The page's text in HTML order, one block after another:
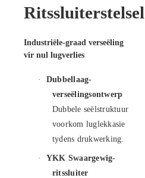
Ritssluiterstelsel
Industriële-graad verseëling
vir nul lugverlies
·
Dubbellaag-
verseëlingsontwerp
Dubbele seëlstruktuur
voorkom luglekkasie
tydens drukwerking.
·
YKK Swaargewig-
ritssluiter